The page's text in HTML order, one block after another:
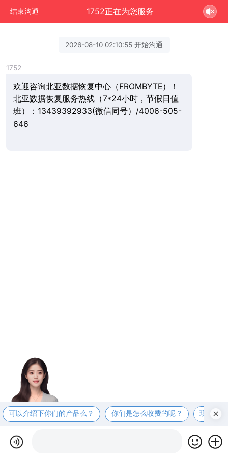
结束沟通 1752正在为您服务
2026-08-10 02:10:55 开始沟通
1752
欢迎咨询北亚数据恢复中心（FROMBYTE）！
北亚数据恢复服务热线（7*24小时，节假日值
班）：13439392933(微信同号）/4006-505-
646
可以介绍下你们的产品么？ 你们是怎么收费的呢？ 现在有